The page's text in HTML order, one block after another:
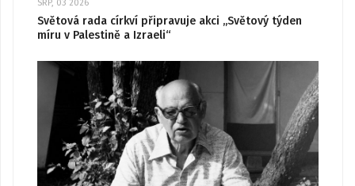
SRP, 03 2026
Světová rada církví připravuje akci „Světový týden
míru v Palestině a Izraeli“